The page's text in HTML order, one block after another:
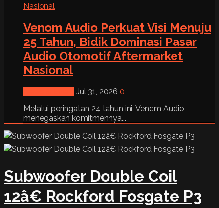
Venom Audio Perkuat Visi Menuju
25 Tahun, Bidik Dominasi Pasar
Audio Otomotif Aftermarket
Nasional
Jul 31, 2026 0
Melalui peringatan 24 tahun ini, Venom Audio
menegaskan komitmennya...
Subwoofer Double Coil
12â€ Rockford Fosgate P3